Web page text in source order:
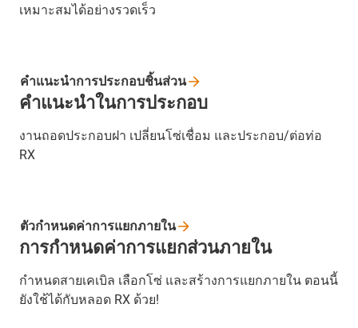
เหมาะสมได้อย่างรวดเร็ว
คำแนะนำในการประกอบ
งานถอดประกอบฝา เปลี่ยนโซ่เชื่อม และประกอบ/ต่อท่อ
RX
คำแนะนำการประกอบชิ้นส่วน
การกำหนดค่าการแยกส่วนภายใน
กำหนดสายเคเบิล เลือกโซ่ และสร้างการแยกภายใน ตอนนี้
ยังใช้ได้กับหลอด RX ด้วย!
ตัวกำหนดค่าการแยกภายใน